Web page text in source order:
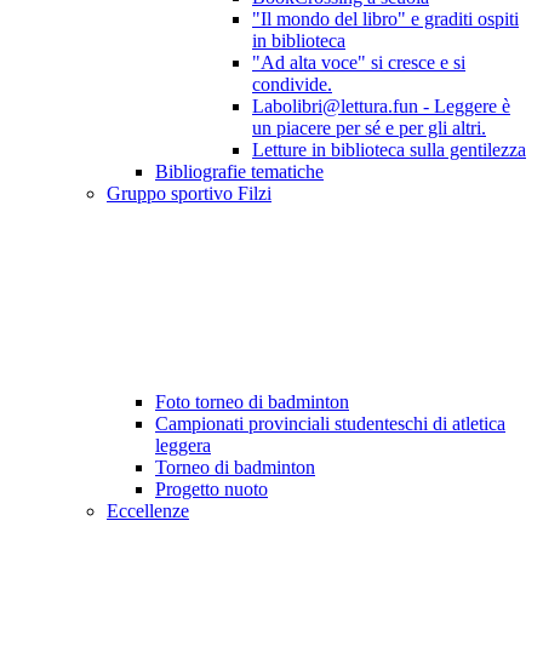
"Il mondo del libro" e graditi ospiti
in biblioteca
"Ad alta voce" si cresce e si
condivide.
Labolibri@lettura.fun - Leggere è
un piacere per sé e per gli altri.
Letture in biblioteca sulla gentilezza
Bibliografie tematiche
Gruppo sportivo Filzi
Foto torneo di badminton
Campionati provinciali studenteschi di atletica
leggera
Torneo di badminton
Progetto nuoto
Eccellenze